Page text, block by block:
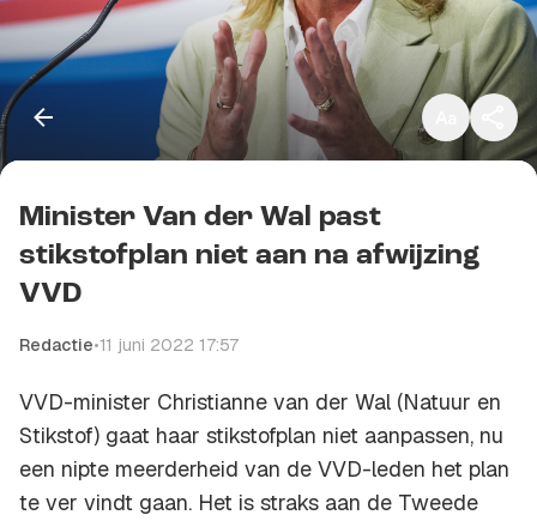
Klein
Standaard
Kopieer link
Minister Van der Wal past
stikstofplan niet aan na afwijzing
VVD
Redactie•11 juni 2022 17:57
VVD-minister Christianne van der Wal (Natuur en
Stikstof) gaat haar stikstofplan niet aanpassen, nu
een nipte meerderheid van de VVD-leden het plan
te ver vindt gaan. Het is straks aan de Tweede